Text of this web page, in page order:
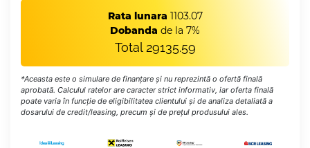
Rata lunara 1103.07
Dobanda de la 7%
Total29135.59
*Aceasta este o simulare de finanțare și nu reprezintă o ofertă finală
aprobată. Calculul ratelor are caracter strict informativ, iar oferta finală
poate varia în funcție de eligibilitatea clientului și de analiza detaliată a
dosarului de credit/leasing, precum și de prețul produsului ales.